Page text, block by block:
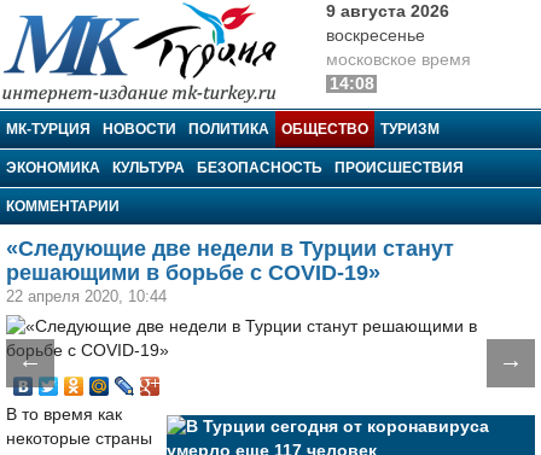
МК-Турция
9 августа 2026
воскресенье
московское время
14:08
МК-ТУРЦИЯ НОВОСТИ ПОЛИТИКА ОБЩЕСТВО ТУРИЗМ
ЭКОНОМИКА КУЛЬТУРА БЕЗОПАСНОСТЬ ПРОИСШЕСТВИЯ
КОММЕНТАРИИ
«Следующие две недели в Турции станут
решающими в борьбе с COVID-19»
22 апреля 2020, 10:44
← →
В то время как
некоторые страны